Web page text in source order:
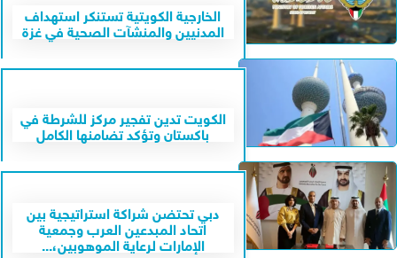
الخارجية الكويتية تستنكر استهداف
المدنيين والمنشآت الصحية في غزة
الكويت تدين تفجير مركز للشرطة في
باكستان وتؤكد تضامنها الكامل
دبي تحتضن شراكة استراتيجية بين
اتحاد المبدعين العرب وجمعية
الإمارات لرعاية الموهوبين،...